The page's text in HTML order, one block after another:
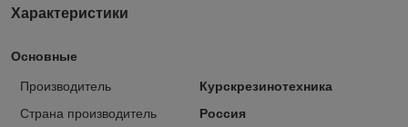
Характеристики
Основные
Производитель
Курскрезинотехника
Страна производитель
Россия